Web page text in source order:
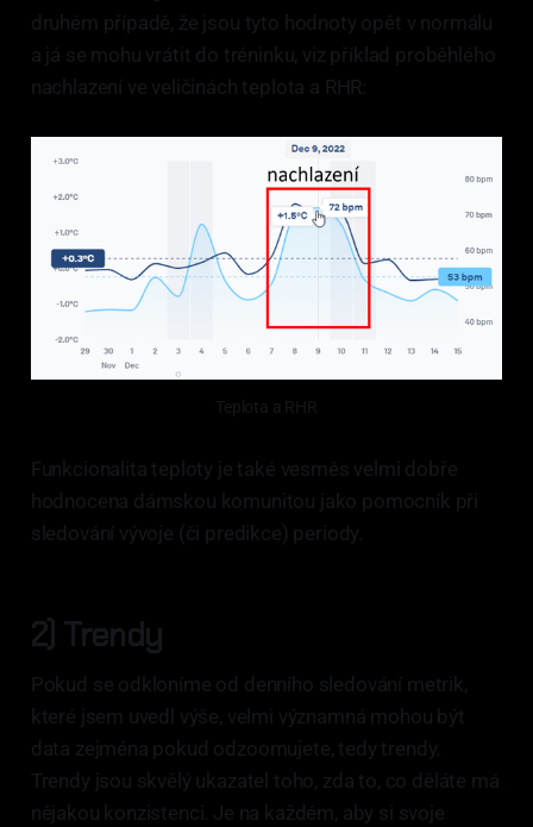
druhém případě, že jsou tyto hodnoty opět v normálu
a já se mohu vrátit do tréninku, viz příklad proběhlého
nachlazení ve veličinách teplota a RHR:
Teplota a RHR
Funkcionalita teploty je také vesměs velmi dobře
hodnocena dámskou komunitou jako pomocník při
sledování vývoje (či predikce) periody.
2) Trendy
Pokud se odkloníme od denního sledování metrik,
které jsem uvedl výše, velmi významná mohou být
data zejména pokud odzoomujete, tedy trendy.
Trendy jsou skvělý ukazatel toho, zda to, co děláte má
nějakou konzistenci. Je na každém, aby si svoje